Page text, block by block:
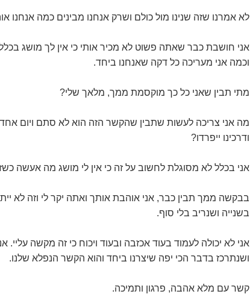
לא אמרנו שזה שנינו מול כולם ושרק אנחנו מבינים כמה אנחנו
אני חושבת כבר שאתה פשוט לא מכיר אותי כי אין לך מושג
וכמה אני מעריכה כל דקה שאנחנו ביחד.
מתי תבין שאני כל כך מוקסמת ממך, מלאך שלי?
מה אני צריכה לעשות שתבין שהקשר הזה הוא לא סתם ויום אחד
ודרכינו ייפרדו?
אני בכלל לא מסוגלת לחשוב על זה כי אין לי מושג מה אעשה
בבקשה ממך תבין כבר, אני אוהבת אותך ואתה יקר לי וזה לא
בשנייה ושנריב בלי סוף.
אני לא יכולה לעמוד בעוד אכזבה ובעוד ויכוח כי זה מקשה
ושנתרכז בדבר הכי יפה שיצרנו ביחד והוא הקשר הנפלא שלנו.
קשר עם מלא אהבה, פרגון ותמיכה.